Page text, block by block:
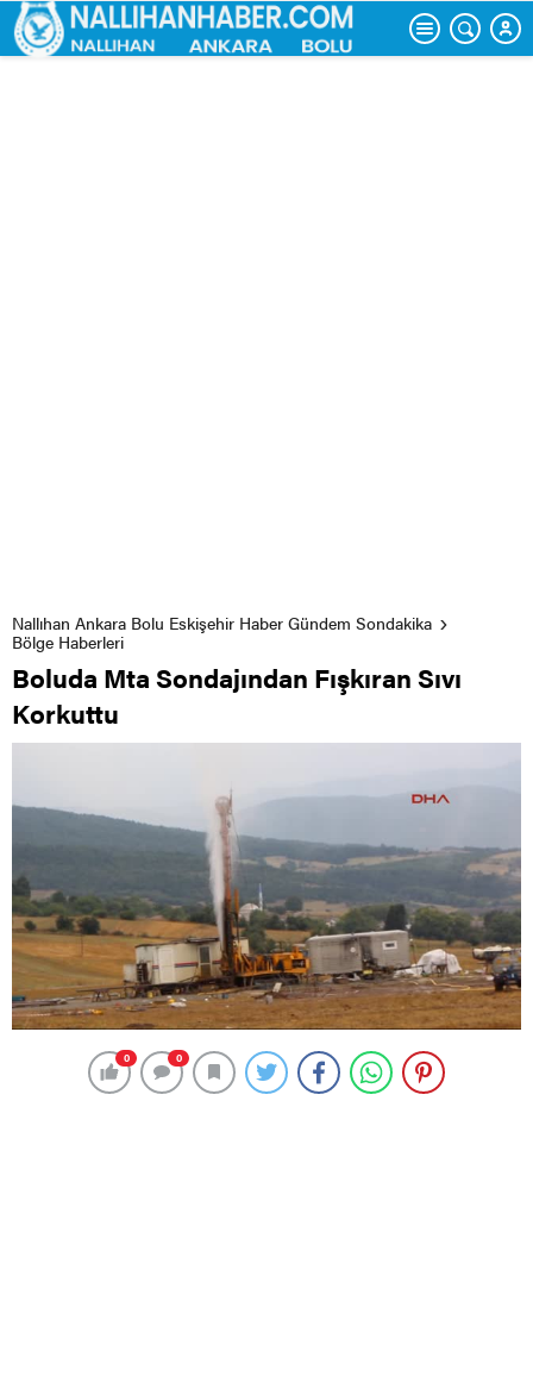
Nallıhan Ankara Bolu Eskişehir Haber Gündem Sondakika
Bölge Haberleri
Boluda Mta Sondajından Fışkıran Sıvı
Korkuttu
0 0